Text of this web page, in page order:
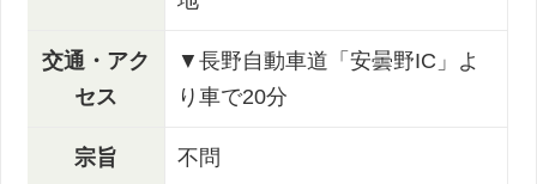
交通・アク
セス
▼長野自動車道「安曇野IC」よ
り車で20分
宗旨 不問